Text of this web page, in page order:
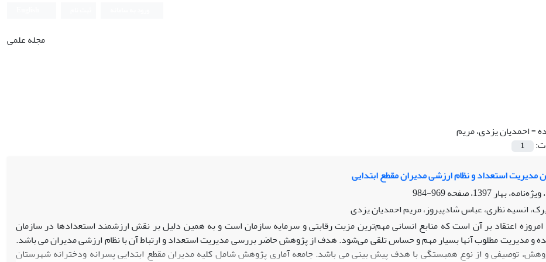
مجله علمی
=احمدیان یزدی، مریم
1
مدیریت استعداد و نظام ارزشی مدیران مقطع ابتدایی
969-984
انسیه نظری، عباس شادپیروز، مریم احمدیان یزدی
امروزه اعتقاد بر آن است که منابع انسانی مهم‌ترین مزیت رقابتی و سرمایه سازمان است و به همین دلیل بر نقش ارزشمند استعدادها در سازمان
و مدیریت مطلوب آنها بسیار مهم و حساس تلقی می‌شود. هدف از پژوهش حاضر بررسی مدیریت استعداد و ارتباط آن با نظام ارزشی مدیران می باشد.
توصیفی و از نوع همبستگی با هدف پیش بینی می باشد. جامعه آماری پژوهش شامل کلیه مدیران مقطع ابتدایی پسرانه ودخترانه شهرستان